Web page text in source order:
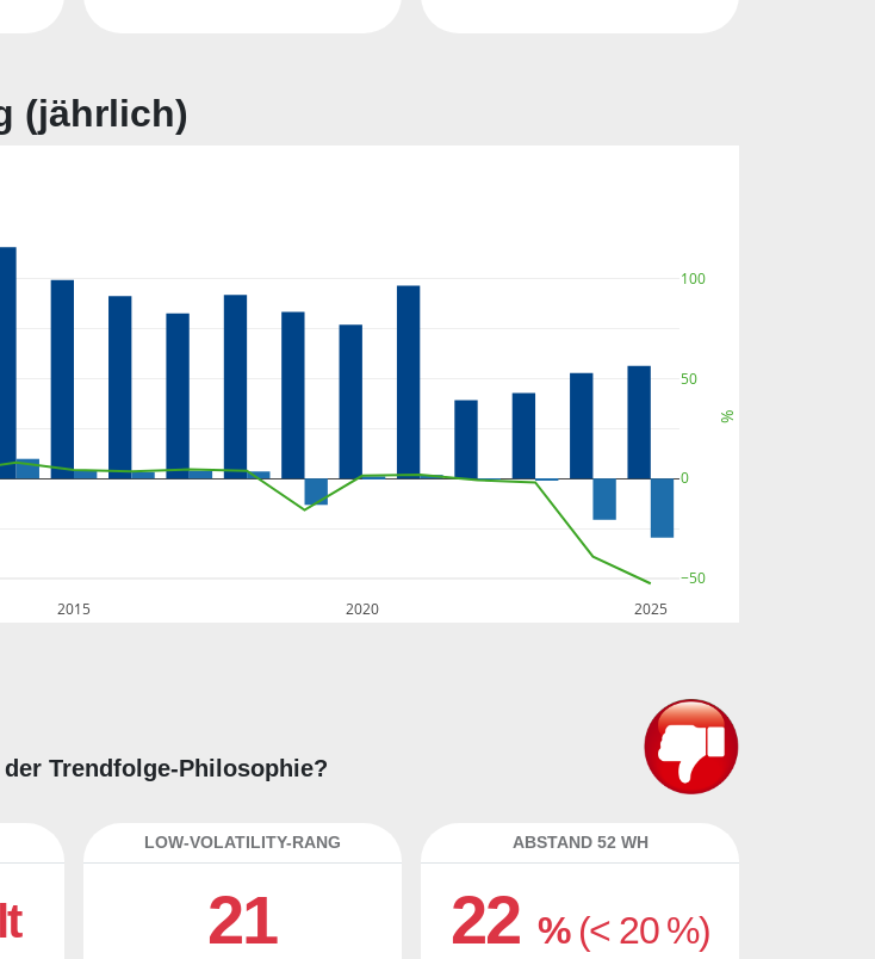
(jährlich)
2015 2020 2025
−50
0
50
100
%
Trendfolge-Philosophie?
LOW-VOLATILITY-RANG
21
ABSTAND 52 WH
22% (< 20 %)